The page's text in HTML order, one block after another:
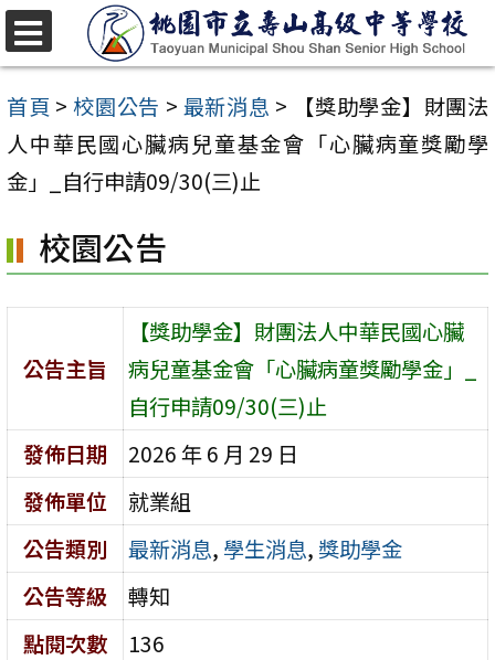
跳
至
主
要
內
區
首頁 > 校園公告 > 最新消息 >
【獎助學金】財團法
人中華民國心臟病兒童基金會「心臟病童獎勵學
金」_自行申請09/30(三)止
校園公告
公告主旨
【獎助學金】財團法人中華民國心臟
病兒童基金會「心臟病童獎勵學金」_
自行申請09/30(三)止
發佈日期
2026 年 6 月 29 日
發佈單位
就業組
公告類別
最新消息, 學生消息, 獎助學金
公告等級
轉知
點閱次數
136
選
單